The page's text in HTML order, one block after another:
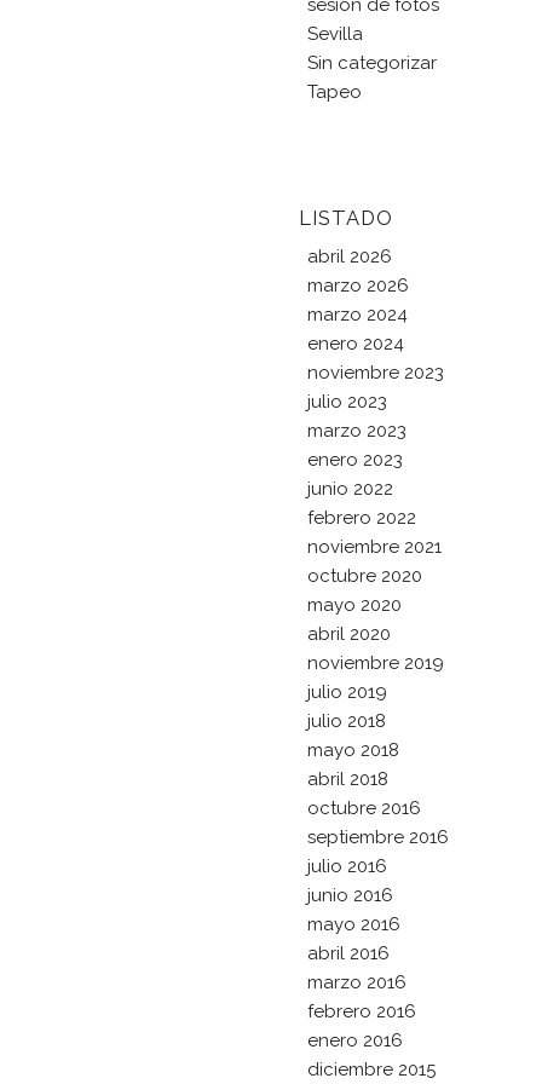
sesión de fotos
Sevilla
Sin categorizar
Tapeo
LISTADO
abril 2026
marzo 2026
marzo 2024
enero 2024
noviembre 2023
julio 2023
marzo 2023
enero 2023
junio 2022
febrero 2022
noviembre 2021
octubre 2020
mayo 2020
abril 2020
noviembre 2019
julio 2019
julio 2018
mayo 2018
abril 2018
octubre 2016
septiembre 2016
julio 2016
junio 2016
mayo 2016
abril 2016
marzo 2016
febrero 2016
enero 2016
diciembre 2015